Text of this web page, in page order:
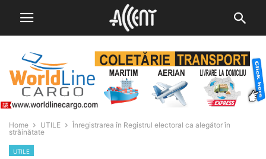
Home UTILE
Înregistrarea în Registrul electoral ca alegător în
străinătate
UTILE